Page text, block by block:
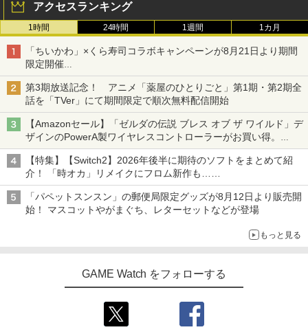
3
ハピネット｜Happinet Beast of Reinca
rnation【PS5】
￥8,080
【特典】三國志14 with パワーアップキ
ット Complete Edition PS5版(【早期
購入封入特典】シナリオ「覇気雄心」)
￥8,228
【特典】ACE COMBAT 8: WINGS OF T
￥8,321
￥1,851
キャッスル からの 脱出 』 SCRAP 4人
謎解き ナゾトキ スクラップ 脱出ゲーム
￥2,100
【中古】FINAL FANTASY XVI（ファイ
ナルファンタジー16） - PS5
￥2,230
【中古】The Elder Scrolls V: Skyrim S
PECIAL EDITION 【CEROレーティング
「Z」】 - PS4
￥3,015
3
【中古】【全品10倍！8/10限定】【Blu
−ray】モンスターズ・ユニバーシティ
MovieNEX （2Blu−ray＋DVD） ［デ
し］ / ダン・スキャンロン【監督】
￥2,119
【特典】ザ・スーパーマリオブラザー
ズ・ムービー 4K Ultra HD+ブルーレイ
【4K ULTRA HD】(抽選で豪華賞品が当
たる！) [ マイケル・ジェレニック ]
￥3,121
エピソード・エディション ブックレッ
ト付 / さとうけいいち【監督】
￥4,989
アクセスランキング
1時間 24時間 1週間 1カ月
「ちいかわ」×くら寿司コラボキャンペーンが8月21日より期間
限定開催
オリジナルの湯呑みや寿司皿が景品に登場！
第3期放送記念！ アニメ「薬屋のひとりごと」第1期・第2期全
話を「TVer」にて期間限定で順次無料配信開始
【Amazonセール】「ゼルダの伝説 ブレス オブ ザ ワイルド」デ
ザインのPowerA製ワイヤレスコントローラーがお買い得。
Switch2でも使用可能
【特集】【Switch2】2026年後半に期待のソフトをまとめて紹
介！ 「時オカ」リメイクにフロム新作も……
「パペットスンスン」の郵便局限定グッズが8月12日より販売開
始！ マスコットやがまぐち、レターセットなどが登場
もっと見る
GAME Watch をフォローする